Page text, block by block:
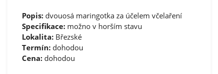
Popis: dvouosá maringotka za účelem včelaření
Specifikace: možno v horším stavu
Lokalita: Březské
Termín: dohodou
Cena: dohodou